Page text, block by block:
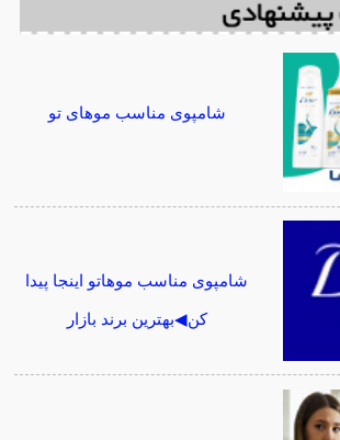
شامپوی مناسب موهای تو
شامپوی مناسب موهاتو اینجا پیدا
کن◀بهترین برند بازار